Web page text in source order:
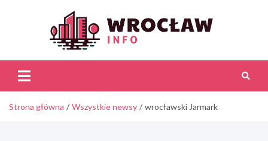
Strona główna Wszystkie newsy wrocławski Jarmark